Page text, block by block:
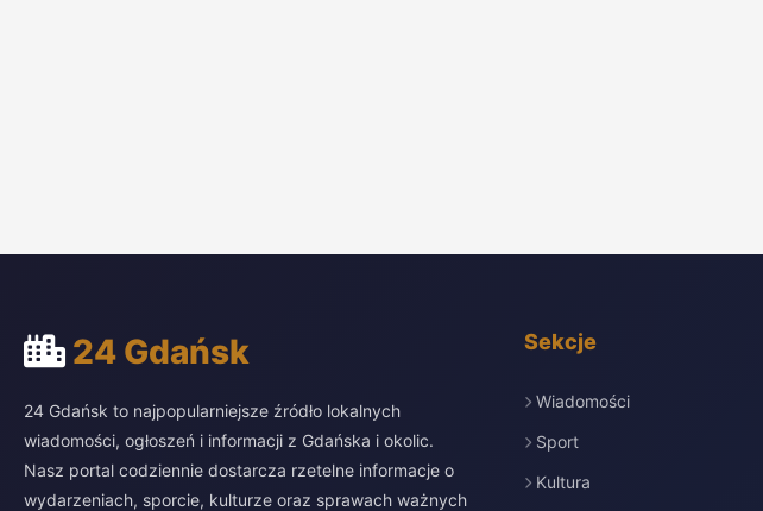
24 Gdańsk
24 Gdańsk to najpopularniejsze źródło lokalnych
wiadomości, ogłoszeń i informacji z Gdańska i okolic.
Nasz portal codziennie dostarcza rzetelne informacje o
wydarzeniach, sporcie, kulturze oraz sprawach ważnych
Sekcje
Wiadomości
Sport
Kultura